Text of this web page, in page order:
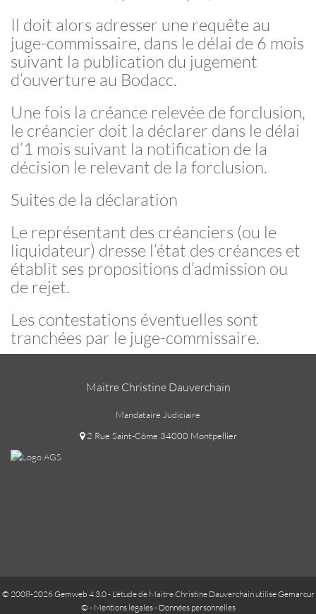
Il doit alors adresser une requête au
juge-commissaire, dans le délai de 6 mois
suivant la publication du jugement
d’ouverture au Bodacc.
Une fois la créance relevée de forclusion,
le créancier doit la déclarer dans le délai
d’1 mois suivant la notification de la
décision le relevant de la forclusion.
Suites de la déclaration
Le représentant des créanciers (ou le
liquidateur) dresse l’état des créances et
établit ses propositions d’admission ou
de rejet.
Les contestations éventuelles sont
tranchées par le juge-commissaire.
Maitre Christine Dauverchain
Mandataire Judiciaire
2 Rue Saint-Côme 34000 Montpellier
© 2008-2026 Gemweb 4.3.0- L'étude de Maitre Christine Dauverchain utiliseGemarcur
© - Mentions légales- Données personnelles